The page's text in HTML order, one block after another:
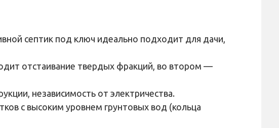
септик под ключ идеально подходит для дачи,
отстаивание твердых фракций, во втором —
независимость от электричества.
с высоким уровнем грунтовых вод (кольца